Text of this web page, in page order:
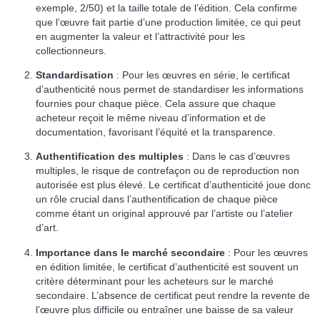
exemple, 2/50) et la taille totale de l’édition. Cela confirme
que l’œuvre fait partie d’une production limitée, ce qui peut
en augmenter la valeur et l’attractivité pour les
collectionneurs.
Standardisation : Pour les œuvres en série, le certificat
d’authenticité nous permet de standardiser les informations
fournies pour chaque pièce. Cela assure que chaque
acheteur reçoit le même niveau d’information et de
documentation, favorisant l’équité et la transparence.
Authentification des multiples : Dans le cas d’œuvres
multiples, le risque de contrefaçon ou de reproduction non
autorisée est plus élevé. Le certificat d’authenticité joue donc
un rôle crucial dans l’authentification de chaque pièce
comme étant un original approuvé par l’artiste ou l’atelier
d’art.
Importance dans le marché secondaire : Pour les œuvres
en édition limitée, le certificat d’authenticité est souvent un
critère déterminant pour les acheteurs sur le marché
secondaire. L’absence de certificat peut rendre la revente de
l’œuvre plus difficile ou entraîner une baisse de sa valeur